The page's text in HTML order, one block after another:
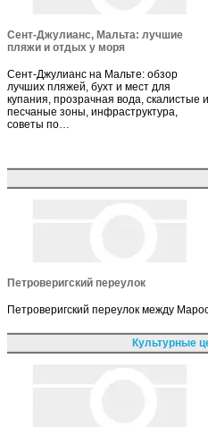
Сент-Джулианс, Мальта: лучшие
пляжи и отдых у моря
Сент-Джулианс на Мальте: обзор
лучших пляжей, бухт и мест для
купания, прозрачная вода, скалистые и
песчаные зоны, инфраструктура,
советы по…
Петроверигский переулок
Петроверигский переулок между
Культурные